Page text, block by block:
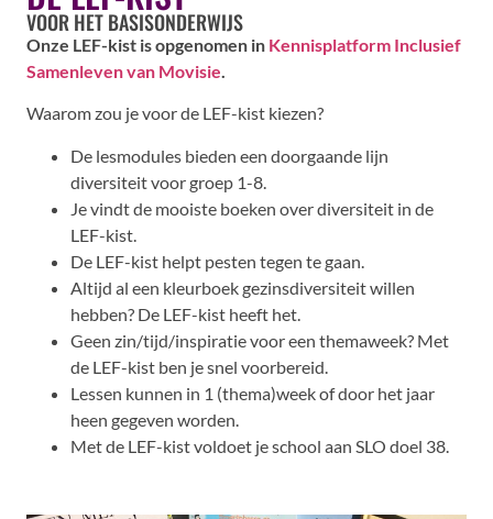
VOOR HET BASISONDERWIJS
Onze LEF-kist is opgenomen in Kennisplatform Inclusief
Samenleven van Movisie.
Waarom zou je voor de LEF-kist kiezen?
De lesmodules bieden een doorgaande lijn
diversiteit voor groep 1-8.
Je vindt de mooiste boeken over diversiteit in de
LEF-kist.
De LEF-kist helpt pesten tegen te gaan.
Altijd al een kleurboek gezinsdiversiteit willen
hebben? De LEF-kist heeft het.
Geen zin/tijd/inspiratie voor een themaweek? Met
de LEF-kist ben je snel voorbereid.
Lessen kunnen in 1 (thema)week of door het jaar
heen gegeven worden.
Met de LEF-kist voldoet je school aan SLO doel 38.